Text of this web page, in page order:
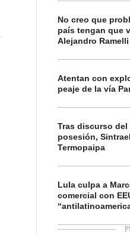
No creo que
país tengan que
Alejandro Ramelli
Atentan con
peaje de la vía
Tras discurso
posesión,
Termopaipa
Lula culpa a
comercial con